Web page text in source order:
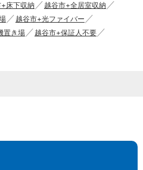
+床下収納
越谷市+全居室収納
越谷市+光ファイバー
置き場
越谷市+保証人不要